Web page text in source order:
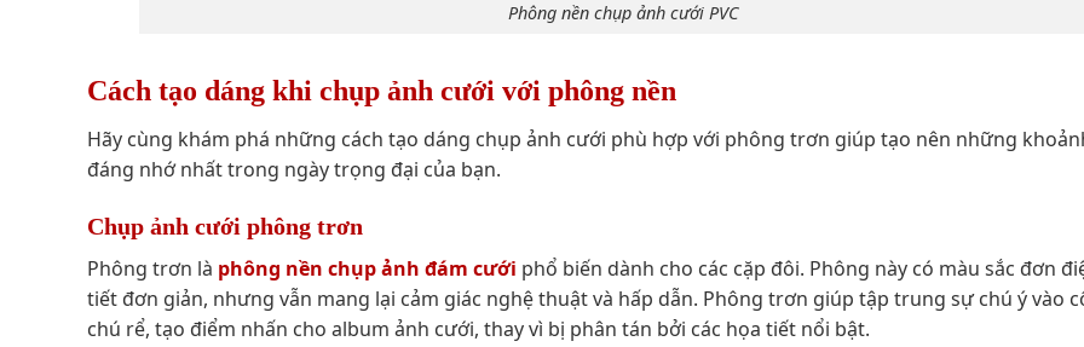
Phông nền chụp ảnh cưới PVC
Cách tạo dáng khi chụp ảnh cưới với phông nền
Hãy cùng khám phá những cách tạo dáng chụp ảnh cưới phù hợp với phông trơn giúp tạo nên những
đáng nhớ nhất trong ngày trọng đại của bạn.
Chụp ảnh cưới phông trơn
Phông trơn là phông nền chụp ảnh đám cưới phổ biến dành cho các cặp đôi. Phông này có màu sắc đơn
tiết đơn giản, nhưng vẫn mang lại cảm giác nghệ thuật và hấp dẫn. Phông trơn giúp tập trung sự chú ý vào
chú rể, tạo điểm nhấn cho album ảnh cưới, thay vì bị phân tán bởi các họa tiết nổi bật.